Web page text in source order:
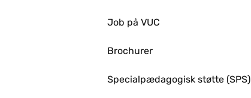
Job på VUC
Brochurer
Specialpædagogisk støtte (SPS)